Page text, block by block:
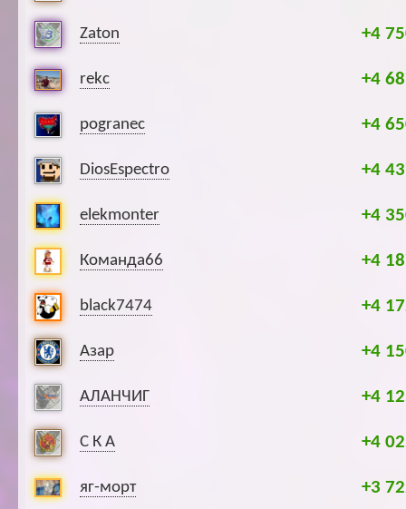
Zaton +4
rekc +4
pogranec +4
DiosEspectro +4
elekmonter +4
Команда66 +4
black7474 +4
Азар +4
АЛАНЧИГ +4
С К А +4
яг-морт +3